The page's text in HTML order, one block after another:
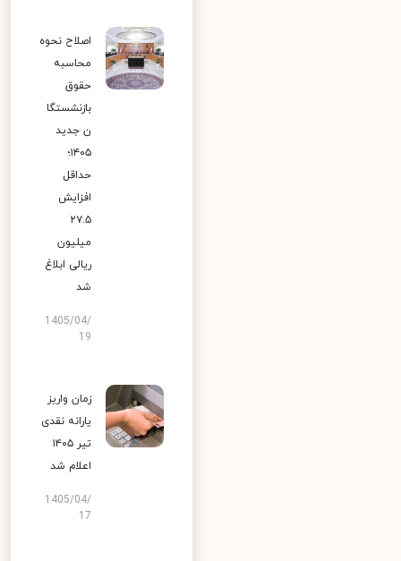
اصلاح نحوه
محاسبه
حقوق
بازنشستگا
ن جدید
۱۴۰۵؛
حداقل
افزایش
۲۷.۵
میلیون
ریالی ابلاغ
شد
1405/04/
19
زمان واریز
یارانه نقدی
تیر ۱۴۰۵
اعلام شد
1405/04/
17